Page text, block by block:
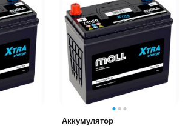
Аккумулятор